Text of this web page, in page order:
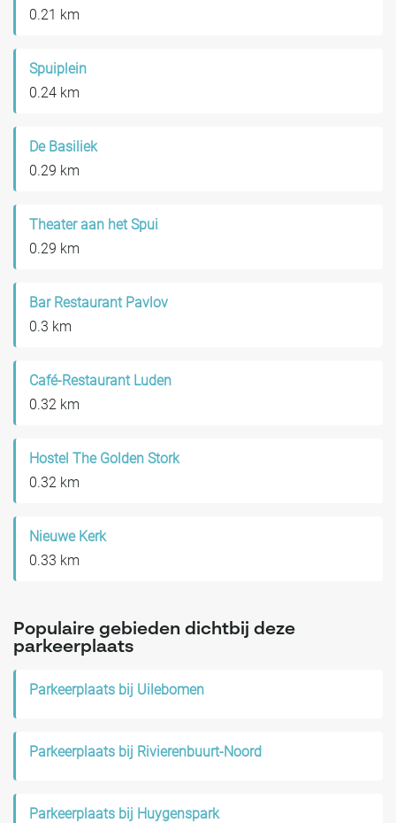
0.21 km
Spuiplein
0.24 km
De Basiliek
0.29 km
Theater aan het Spui
0.29 km
Bar Restaurant Pavlov
0.3 km
Café-Restaurant Luden
0.32 km
Hostel The Golden Stork
0.32 km
Nieuwe Kerk
0.33 km
Populaire gebieden dichtbij deze
parkeerplaats
Parkeerplaats bij Uilebomen
Parkeerplaats bij Rivierenbuurt-Noord
Parkeerplaats bij Huygenspark